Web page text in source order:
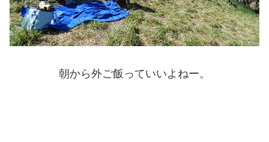
朝から外ご飯っていいよねー。